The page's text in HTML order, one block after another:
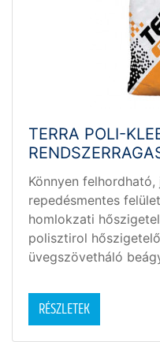
TERRA POLI-
Könnyen
repedésmentes
homlokzati
polisztirol
üvegszövetháló
RÉSZLETEK